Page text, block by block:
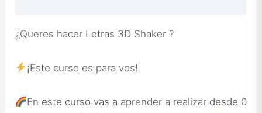
¿Queres hacer Letras 3D Shaker ?
¡Este curso es para vos!
En este curso vas a aprender a realizar desde 0